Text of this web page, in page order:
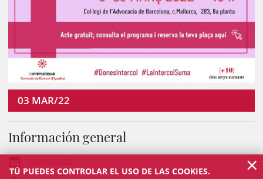
03 MAR/22
Información general
TÚ PUEDES CONTROLAR EL USO DE LAS COOKIES. ×